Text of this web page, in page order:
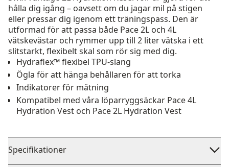
hålla dig igång – oavsett om du jagar mil på stigen
eller pressar dig igenom ett träningspass. Den är
utformad för att passa både Pace 2L och 4L
vätskevästar och rymmer upp till 2 liter vätska i ett
slitstarkt, flexibelt skal som rör sig med dig.
Hydraflex™ flexibel TPU-slang
Ögla för att hänga behållaren för att torka
Indikatorer för mätning
Kompatibel med våra löparryggsäckar Pace 4L
Hydration Vest och Pace 2L Hydration Vest
Specifikationer